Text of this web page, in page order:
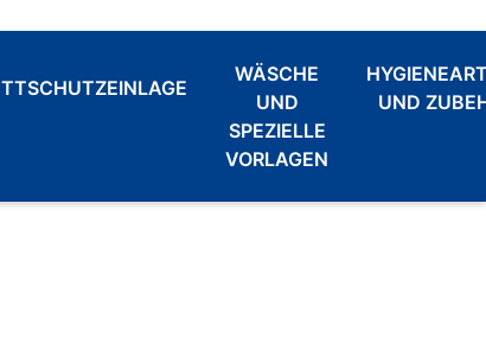
WÄSCHE
UND
SPEZIELLE
VORLAGEN
UND